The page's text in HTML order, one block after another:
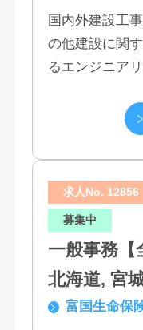
国内外建設工
の他建設に関
るエンジニア
求人No. 12856
募集中
一般事務【
北海道, 宮
田, 山形, 東
富国生命保